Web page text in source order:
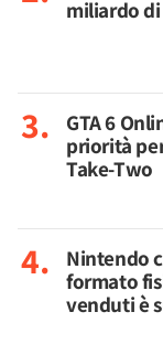
miliardo
GTA 6
priorità
Take-Two
Nintendo
formato
venduti è